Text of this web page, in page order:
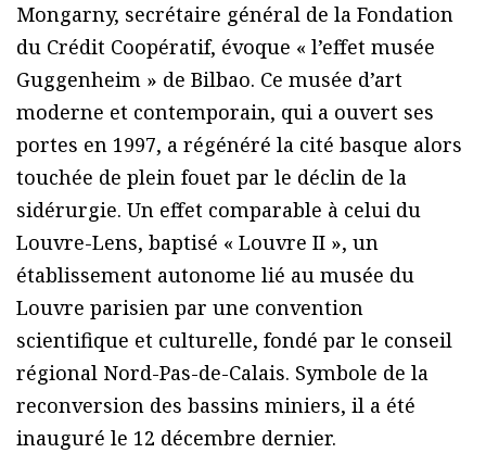
Mongarny, secrétaire général de la Fondation
du Crédit Coopératif, évoque « l’effet musée
Guggenheim » de Bilbao. Ce musée d’art
moderne et contemporain, qui a ouvert ses
portes en 1997, a régénéré la cité basque alors
touchée de plein fouet par le déclin de la
sidérurgie. Un effet comparable à celui du
Louvre-Lens, baptisé « Louvre II », un
établissement autonome lié au musée du
Louvre parisien par une convention
scientifique et culturelle, fondé par le conseil
régional Nord-Pas-de-Calais. Symbole de la
reconversion des bassins miniers, il a été
inauguré le 12 décembre dernier.